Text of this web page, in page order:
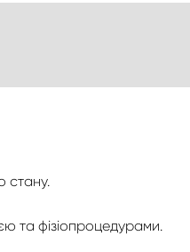
стану.
та фізіопроцедурами.